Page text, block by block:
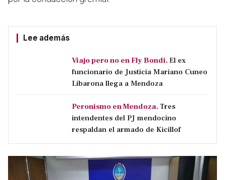
Lee además
Viajo pero no en Fly Bondi. El ex
funcionario de Justicia Mariano Cuneo
Libarona llega a Mendoza
Peronismo en Mendoza. Tres
intendentes del PJ mendocino
respaldan el armado de Kicillof